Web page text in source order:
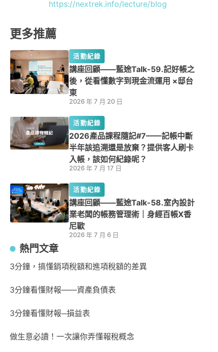
https://nextrek.info/lecture/blog
更多推薦
活動紀錄
講座回顧——藍途Talk-59.記好帳之
後，從看懂數字到現金流運用 ×邸台
東
2026 年 7 月 20 日
活動紀錄
2026產品課程隨記#7——記帳中斷
半年該追溯還是放棄？提供客人刷卡
入帳，該如何紀錄呢？
2026 年 7 月 17 日
活動紀錄
講座回顧——藍途Talk-58.室內設計
業老闆的帳務管理術｜身經百帳X香
尼歐
2026 年 7 月 6 日
熱門文章
3分鐘，搞懂銷項稅額和進項稅額的差異
3分鐘看懂財報——資產負債表
3分鐘看懂財報─損益表
做生意必讀！一次讓你弄懂報稅概念